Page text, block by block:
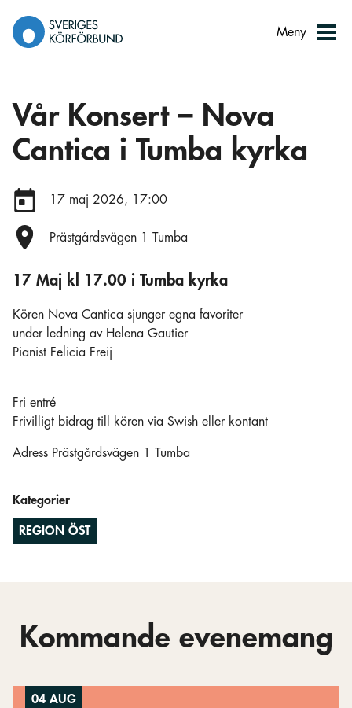
innehåll
Meny
Vår Konsert – Nova
Cantica i Tumba kyrka
Datum:
17 maj 2026, 17:00
Plats:
Prästgårdsvägen 1 Tumba
17 Maj kl 17.00 i Tumba kyrka
Kören Nova Cantica sjunger egna favoriter
under ledning av Helena Gautier
Pianist Felicia Freij
Fri entré
Frivilligt bidrag till kören via Swish eller kontant
Adress Prästgårdsvägen 1 Tumba
Kategorier
REGION ÖST
Kommande evenemang
04 AUG